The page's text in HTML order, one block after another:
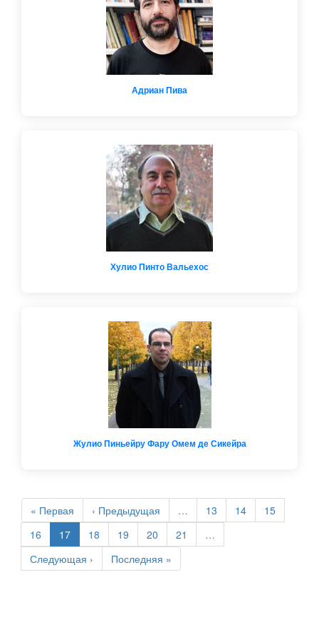
Адриан Пива
Хулио Пинто Вальехос
Жулио Пиньейру Фару Омем де Сикейра
« Первая ‹ Предыдущая … 13 14
15
16
17 18 19 20 21
…
Следующая ›
Последняя »